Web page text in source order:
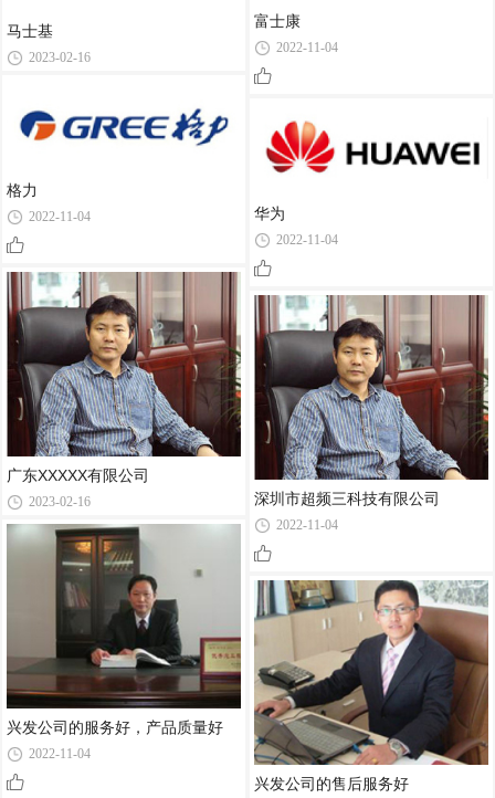
马士基
2023-02-16
格力
2022-11-04
广东XXXXX有限公司
2023-02-16
兴发公司的服务好，产品质量好
2022-11-04
富士康
2022-11-04
华为
2022-11-04
深圳市超频三科技有限公司
2022-11-04
兴发公司的售后服务好